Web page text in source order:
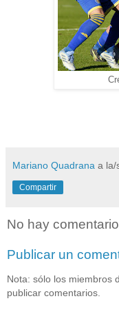
Mariano Quadrana a la/
Compartir
No hay
Publicar un
Nota: sólo los miembros
publicar comentarios.